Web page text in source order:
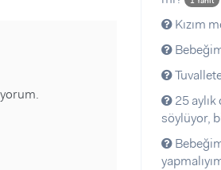
Kızım
25
söylüyor,